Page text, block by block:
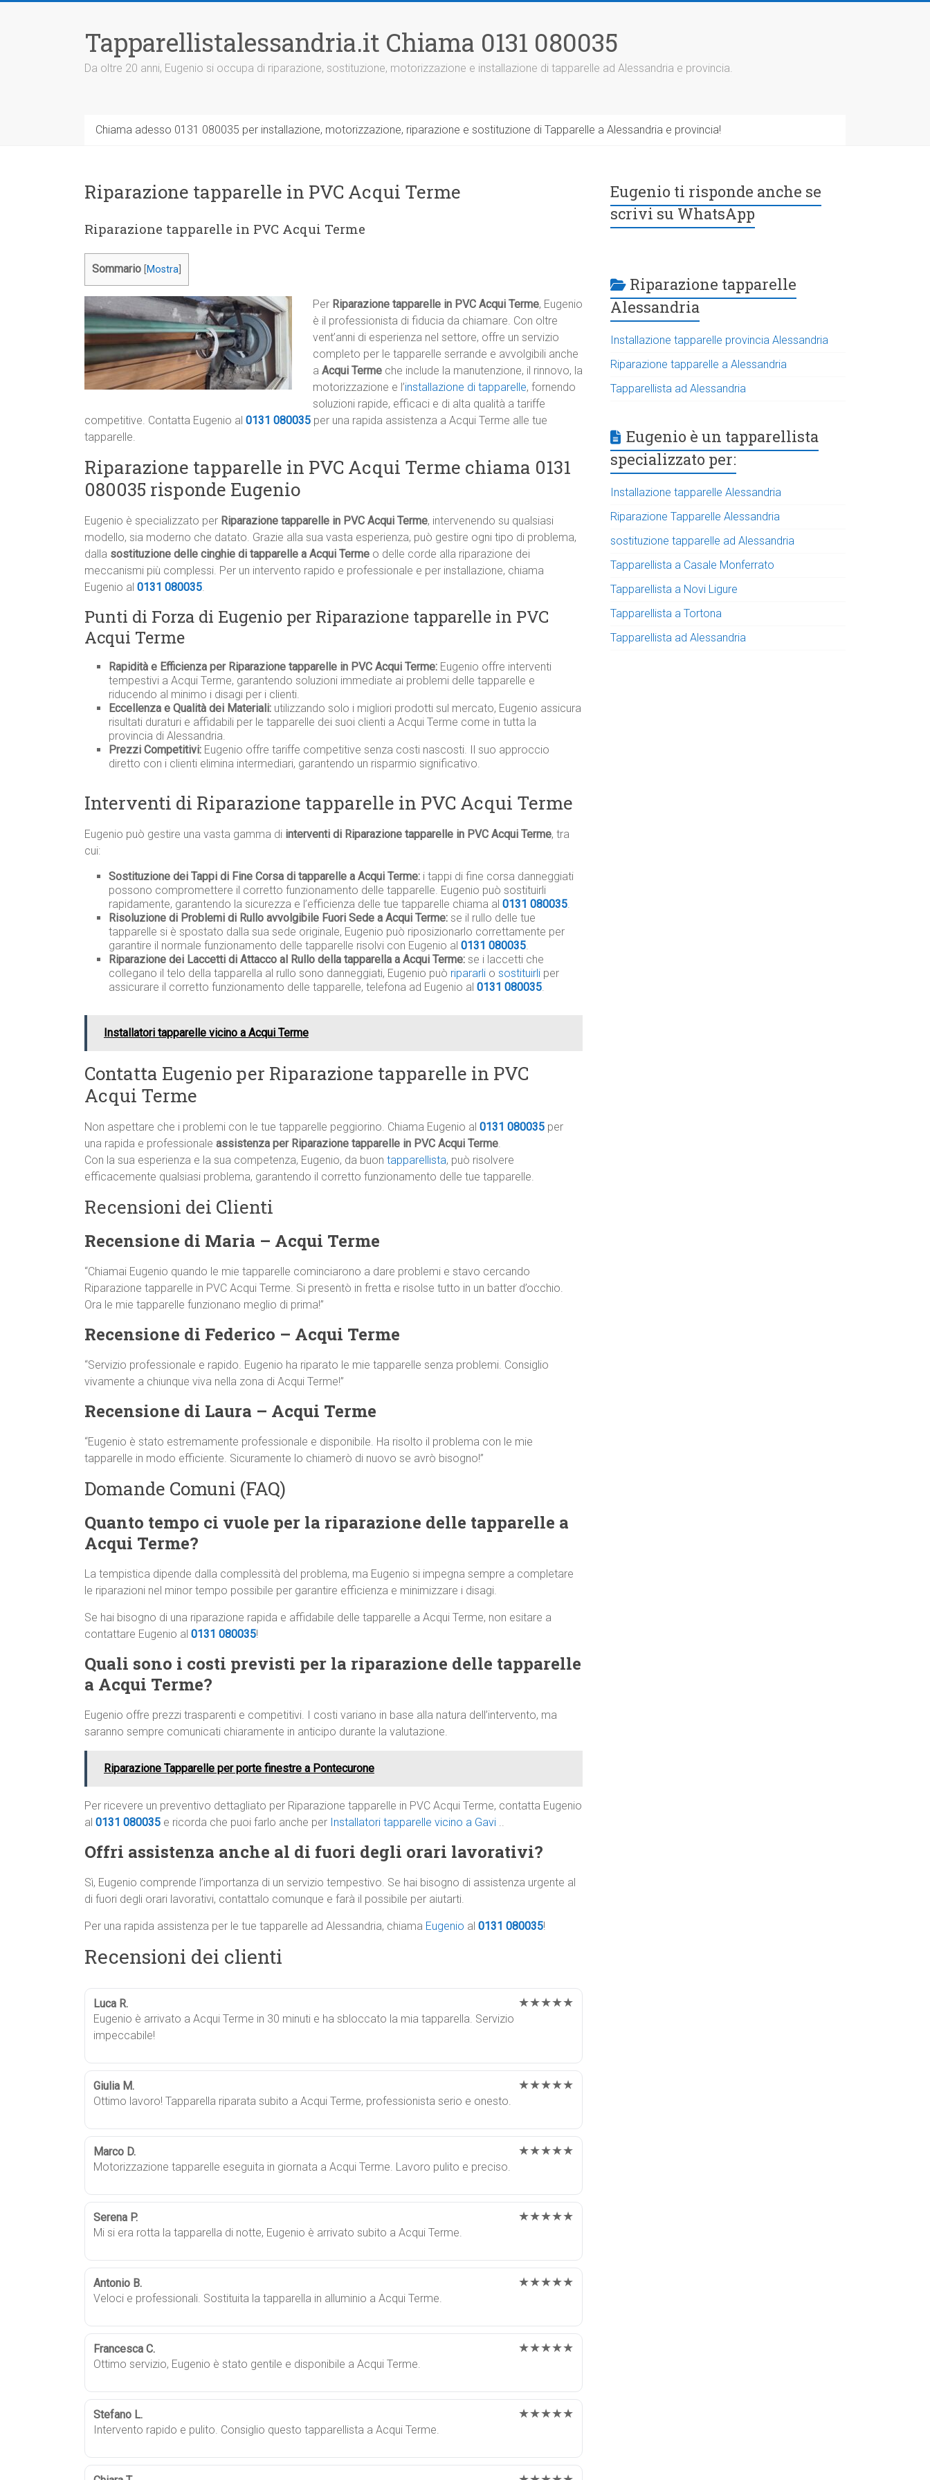
Tapparellistalessandria.it Chiama 0131 080035
Da oltre 20 anni, Eugenio si occupa di riparazione, sostituzione, motorizzazione e installazione di tapparelle ad Alessandria e provincia.
Chiama adesso 0131 080035 per installazione, motorizzazione, riparazione e sostituzione di Tapparelle a Alessandria e provincia!
Riparazione tapparelle in PVC Acqui Terme
Riparazione tapparelle in PVC Acqui Terme
Sommario Mostra
Per Riparazione tapparelle in PVC Acqui Terme, Eugenio
è il professionista di fiducia da chiamare. Con oltre
vent’anni di esperienza nel settore, offre un servizio
completo per le tapparelle serrande e avvolgibili anche
a Acqui Terme che include la manutenzione, il rinnovo, la
motorizzazione e l’installazione di tapparelle, fornendo
soluzioni rapide, efficaci e di alta qualità a tariffe
competitive. Contatta Eugenio al 0131 080035 per una rapida assistenza a Acqui Terme alle tue
tapparelle.
Riparazione tapparelle in PVC Acqui Terme chiama 0131
080035 risponde Eugenio
Eugenio è specializzato per Riparazione tapparelle in PVC Acqui Terme, intervenendo su qualsiasi
modello, sia moderno che datato. Grazie alla sua vasta esperienza, può gestire ogni tipo di problema,
dalla sostituzione delle cinghie di tapparelle a Acqui Terme o delle corde alla riparazione dei
meccanismi più complessi. Per un intervento rapido e professionale e per installazione, chiama
Eugenio al 0131 080035.
Punti di Forza di Eugenio per Riparazione tapparelle in PVC
Acqui Terme
Rapidità e Efficienza per Riparazione tapparelle in PVC Acqui Terme: Eugenio offre interventi
tempestivi a Acqui Terme, garantendo soluzioni immediate ai problemi delle tapparelle e
riducendo al minimo i disagi per i clienti.
Eccellenza e Qualità dei Materiali: utilizzando solo i migliori prodotti sul mercato, Eugenio assicura
risultati duraturi e affidabili per le tapparelle dei suoi clienti a Acqui Terme come in tutta la
provincia di Alessandria.
Prezzi Competitivi: Eugenio offre tariffe competitive senza costi nascosti. Il suo approccio
diretto con i clienti elimina intermediari, garantendo un risparmio significativo.
Interventi di Riparazione tapparelle in PVC Acqui Terme
Eugenio può gestire una vasta gamma di interventi di Riparazione tapparelle in PVC Acqui Terme, tra
cui:
Sostituzione dei Tappi di Fine Corsa di tapparelle a Acqui Terme: i tappi di fine corsa danneggiati
possono compromettere il corretto funzionamento delle tapparelle. Eugenio può sostituirli
rapidamente, garantendo la sicurezza e l’efficienza delle tue tapparelle chiama al 0131 080035.
Risoluzione di Problemi di Rullo avvolgibile Fuori Sede a Acqui Terme: se il rullo delle tue
tapparelle si è spostato dalla sua sede originale, Eugenio può riposizionarlo correttamente per
garantire il normale funzionamento delle tapparelle risolvi con Eugenio al 0131 080035.
Riparazione dei Laccetti di Attacco al Rullo della tapparella a Acqui Terme: se i laccetti che
collegano il telo della tapparella al rullo sono danneggiati, Eugenio può ripararli o sostituirli per
assicurare il corretto funzionamento delle tapparelle, telefona ad Eugenio al 0131 080035.
Installatori tapparelle vicino a Acqui Terme
Contatta Eugenio per Riparazione tapparelle in PVC
Acqui Terme
Non aspettare che i problemi con le tue tapparelle peggiorino. Chiama Eugenio al 0131 080035 per
una rapida e professionale assistenza per Riparazione tapparelle in PVC Acqui Terme.
Con la sua esperienza e la sua competenza, Eugenio, da buon tapparellista, può risolvere
efficacemente qualsiasi problema, garantendo il corretto funzionamento delle tue tapparelle.
Recensioni dei Clienti
Recensione di Maria – Acqui Terme
“Chiamai Eugenio quando le mie tapparelle cominciarono a dare problemi e stavo cercando
Riparazione tapparelle in PVC Acqui Terme. Si presentò in fretta e risolse tutto in un batter d’occhio.
Ora le mie tapparelle funzionano meglio di prima!”
Recensione di Federico – Acqui Terme
“Servizio professionale e rapido. Eugenio ha riparato le mie tapparelle senza problemi. Consiglio
vivamente a chiunque viva nella zona di Acqui Terme!”
Recensione di Laura – Acqui Terme
“Eugenio è stato estremamente professionale e disponibile. Ha risolto il problema con le mie
tapparelle in modo efficiente. Sicuramente lo chiamerò di nuovo se avrò bisogno!”
Domande Comuni (FAQ)
Quanto tempo ci vuole per la riparazione delle tapparelle a
Acqui Terme?
La tempistica dipende dalla complessità del problema, ma Eugenio si impegna sempre a completare
le riparazioni nel minor tempo possibile per garantire efficienza e minimizzare i disagi.
Se hai bisogno di una riparazione rapida e affidabile delle tapparelle a Acqui Terme, non esitare a
contattare Eugenio al 0131 080035!
Quali sono i costi previsti per la riparazione delle tapparelle
a Acqui Terme?
Eugenio offre prezzi trasparenti e competitivi. I costi variano in base alla natura dell’intervento, ma
saranno sempre comunicati chiaramente in anticipo durante la valutazione.
Riparazione Tapparelle per porte finestre a Pontecurone
Per ricevere un preventivo dettagliato per Riparazione tapparelle in PVC Acqui Terme, contatta Eugenio
al 0131 080035 e ricorda che puoi farlo anche per Installatori tapparelle vicino a Gavi ..
Offri assistenza anche al di fuori degli orari lavorativi?
Sì, Eugenio comprende l’importanza di un servizio tempestivo. Se hai bisogno di assistenza urgente al
di fuori degli orari lavorativi, contattalo comunque e farà il possibile per aiutarti.
Per una rapida assistenza per le tue tapparelle ad Alessandria, chiama Eugenio al 0131 080035!
Recensioni dei clienti
Luca R. ★★★★★
Eugenio è arrivato a Acqui Terme in 30 minuti e ha sbloccato la mia tapparella. Servizio
impeccabile!
Giulia M. ★★★★★
Ottimo lavoro! Tapparella riparata subito a Acqui Terme, professionista serio e onesto.
Marco D. ★★★★★
Motorizzazione tapparelle eseguita in giornata a Acqui Terme. Lavoro pulito e preciso.
Serena P. ★★★★★
Mi si era rotta la tapparella di notte, Eugenio è arrivato subito a Acqui Terme.
Antonio B. ★★★★★
Veloci e professionali. Sostituita la tapparella in alluminio a Acqui Terme.
Francesca C. ★★★★★
Ottimo servizio, Eugenio è stato gentile e disponibile a Acqui Terme.
Stefano L. ★★★★★
Intervento rapido e pulito. Consiglio questo tapparellista a Acqui Terme.
Eugenio ti risponde anche se
scrivi su WhatsApp
Riparazione tapparelle
Alessandria
Installazione tapparelle provincia Alessandria
Riparazione tapparelle a Alessandria
Tapparellista ad Alessandria
Eugenio è un tapparellista
specializzato per:
Installazione tapparelle Alessandria
Riparazione Tapparelle Alessandria
sostituzione tapparelle ad Alessandria
Tapparellista a Casale Monferrato
Tapparellista a Novi Ligure
Tapparellista a Tortona
Tapparellista ad Alessandria